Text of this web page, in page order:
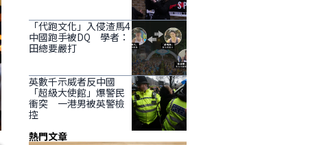
「代跑文化」入侵渣馬4
中國跑手被DQ 學者：
田總要嚴打
英數千示威者反中國
「超級大使館」爆警民
衝突 一港男被英警檢
控
熱門文章